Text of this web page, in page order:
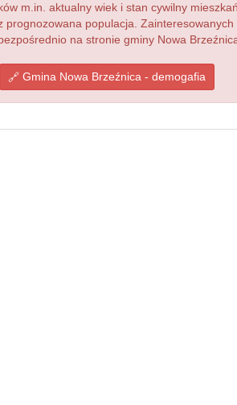
m.in. aktualny wiek i stan cywilny
populacja.
na stronie gminy Nowa
Gmina Nowa Brzeźnica - demogafia